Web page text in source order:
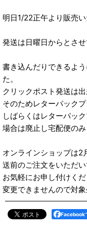
明日1/22正午より販売い
発送は日曜日からとさせ
書き込んだりできるよ
た。
クリックポスト発送は
そのためレターパック
しばらくはレターパッ
場合は廃止し宅配便のみ
オンラインショップは2
送前のご注文をいただ
お気軽にお申し付けく
変更できませんので対
Facebook